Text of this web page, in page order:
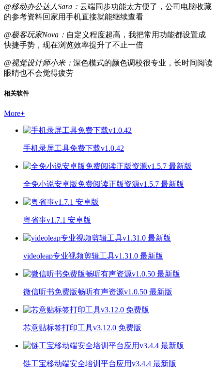
@移动办公达人Sara： 云端同步功能太方便了，公司电脑收藏
的参考资料回家用手机直接就能继续查看
@极客玩家Nova： 自定义程度超高，我把常用功能都设置成
快捷手势，现在浏览效率提升了不止一倍
@视觉设计师小米： 深色模式的颜色调校很专业，长时间阅读
眼睛也不会觉得疲劳
相关软件
More+
手机录屏工具免费下载v1.0.42
全免小说安卓版免费阅读正版资源v1.5.7 最新版
粤省事v1.7.1 安卓版
videoleap专业视频剪辑工具v1.31.0 最新版
微信听书免费版畅听有声资源v1.0.50 最新版
芯意贴标签打印工具v3.12.0 免费版
链工宝移动端安全培训平台应用v3.4.4 最新版